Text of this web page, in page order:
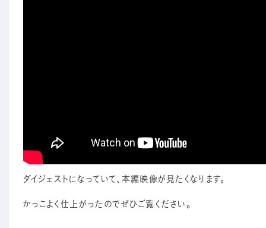
ダイジェストになっていて、本編映像が見たくなります。
かっこよく仕上がったのでぜひご覧ください。